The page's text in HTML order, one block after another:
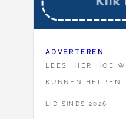
ADVERTEREN
LEES HIER HOE
KUNNEN HELPEN
LID SINDS 2026